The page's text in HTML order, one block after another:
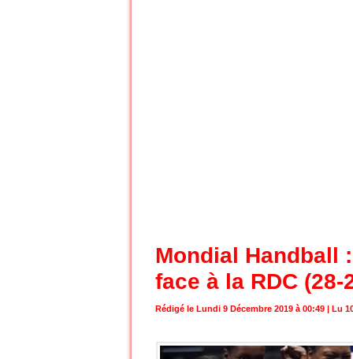
Mondial Handball
face à la RDC (28-
Rédigé le Lundi 9 Décembre 2019 à 00:49 | Lu